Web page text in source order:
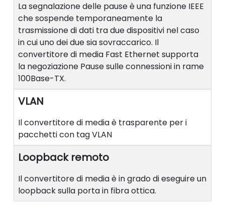
La segnalazione delle pause è una funzione IEEE
che sospende temporaneamente la
trasmissione di dati tra due dispositivi nel caso
in cui uno dei due sia sovraccarico. Il
convertitore di media Fast Ethernet supporta
la negoziazione Pause sulle connessioni in rame
100Base-TX.
VLAN
Il convertitore di media è trasparente per i
pacchetti con tag VLAN
Loopback remoto
Il convertitore di media è in grado di eseguire un
loopback sulla porta in fibra ottica.